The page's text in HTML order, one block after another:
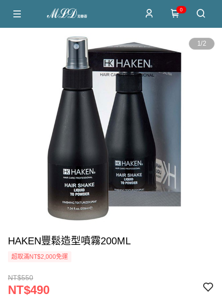
0
1/2
HAKEN豐鬆造型噴霧200ML
超取滿NT$2,000免運
NT$550
NT$490